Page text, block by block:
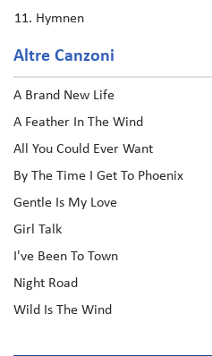
Hymnen
Altre Canzoni
A Brand New Life
A Feather In The Wind
All You Could Ever Want
By The Time I Get To Phoenix
Gentle Is My Love
Girl Talk
I've Been To Town
Night Road
Wild Is The Wind